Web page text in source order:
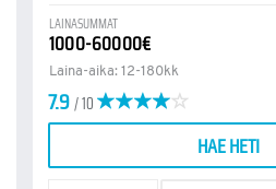
LAINASUMMAT
1000-60000€
Laina-aika: 12-180kk
7.9/ 10
HAE HETI